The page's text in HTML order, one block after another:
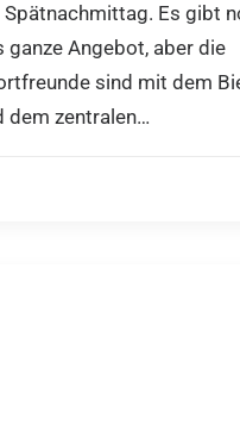
Spätnachmittag. Es gibt
ganze Angebot, aber die
sind mit dem
dem zentralen…